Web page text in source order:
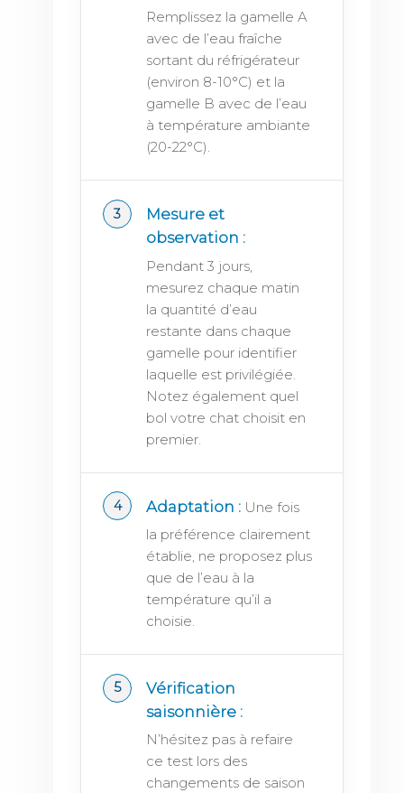
Remplissez la gamelle A
avec de l’eau fraîche
sortant du réfrigérateur
(environ 8-10°C) et la
gamelle B avec de l’eau
à température ambiante
(20-22°C).
Mesure et
observation :
Pendant 3 jours,
mesurez chaque matin
la quantité d’eau
restante dans chaque
gamelle pour identifier
laquelle est privilégiée.
Notez également quel
bol votre chat choisit en
premier.
Adaptation : Une fois
la préférence clairement
établie, ne proposez plus
que de l’eau à la
température qu’il a
choisie.
Vérification
saisonnière :
N’hésitez pas à refaire
ce test lors des
changements de saison